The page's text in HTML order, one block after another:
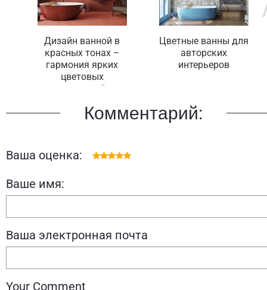
Дизайн ванной в
красных тонах –
гармония ярких
цветовых
сочетаний
Цветные ванны для
авторских
интерьеров
Комментарий:
Ваша оценка:
Ваше имя:
Ваша электронная почта
Your Comment